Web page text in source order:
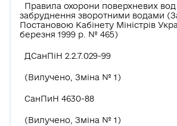
Правила охорони поверхневих вод
забруднення зворотними водами
Постановою Кабінету Міністрів
березня 1999 р. № 465)
ДСанПіН 2.2.7.029-99
(Вилучено, Зміна № 1)
СанПиН 4630-88
(Вилучено, Зміна № 1)